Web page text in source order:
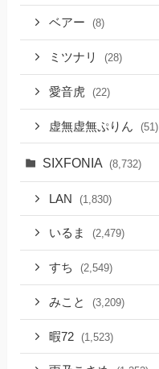
ベアー (8)
ミツナリ (28)
愛音虎 (22)
虚無虚無ぷりん (51)
SIXFONIA (8,732)
LAN (1,830)
いるま (2,479)
すち (2,549)
みこと (3,209)
暇72 (1,523)